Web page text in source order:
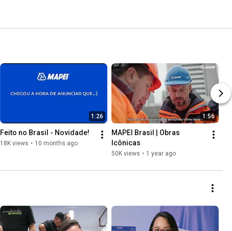
1:26
Feito no Brasil - Novidade!
18K views • 10 months ago
1:56
MAPEI Brasil | Obras
Icônicas
50K views • 1 year ago